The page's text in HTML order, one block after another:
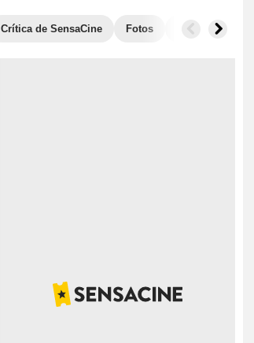
Crítica de SensaCine Fotos Banda sonora